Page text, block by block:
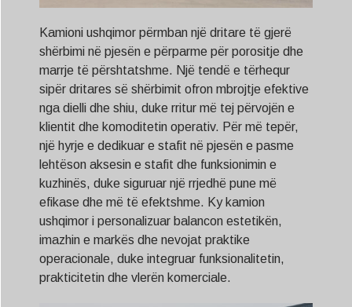
Kamioni ushqimor përmban një dritare të gjerë
shërbimi në pjesën e përparme për porositje dhe
marrje të përshtatshme. Një tendë e tërhequr
sipër dritares së shërbimit ofron mbrojtje efektive
nga dielli dhe shiu, duke rritur më tej përvojën e
klientit dhe komoditetin operativ. Për më tepër,
një hyrje e dedikuar e stafit në pjesën e pasme
lehtëson aksesin e stafit dhe funksionimin e
kuzhinës, duke siguruar një rrjedhë pune më
efikase dhe më të efektshme. Ky kamion
ushqimor i personalizuar balancon estetikën,
imazhin e markës dhe nevojat praktike
operacionale, duke integruar funksionalitetin,
prakticitetin dhe vlerën komerciale.